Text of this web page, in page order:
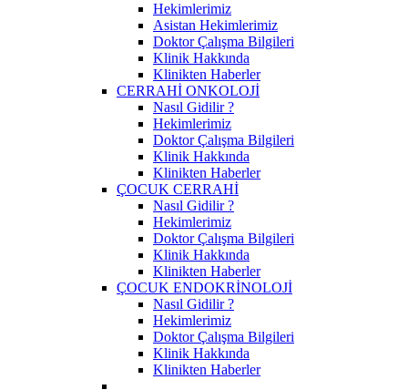
Hekimlerimiz
Asistan Hekimlerimiz
Doktor Çalışma Bilgileri
Klinik Hakkında
Klinikten Haberler
CERRAHİ ONKOLOJİ
Nasıl Gidilir ?
Hekimlerimiz
Doktor Çalışma Bilgileri
Klinik Hakkında
Klinikten Haberler
ÇOCUK CERRAHİ
Nasıl Gidilir ?
Hekimlerimiz
Doktor Çalışma Bilgileri
Klinik Hakkında
Klinikten Haberler
ÇOCUK ENDOKRİNOLOJİ
Nasıl Gidilir ?
Hekimlerimiz
Doktor Çalışma Bilgileri
Klinik Hakkında
Klinikten Haberler